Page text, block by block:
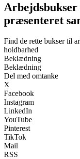
præsenteret
Find de rette bukser til
holdbarhed
Beklædning
Beklædning
Del med omtanke
X
Facebook
Instagram
LinkedIn
YouTube
Pinterest
TikTok
Mail
RSS